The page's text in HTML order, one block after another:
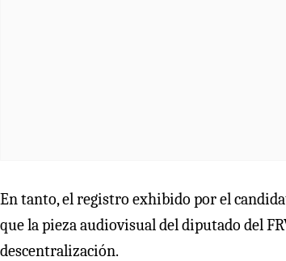
En tanto, el registro exhibido por el
que la pieza audiovisual del diputado del
descentralización.